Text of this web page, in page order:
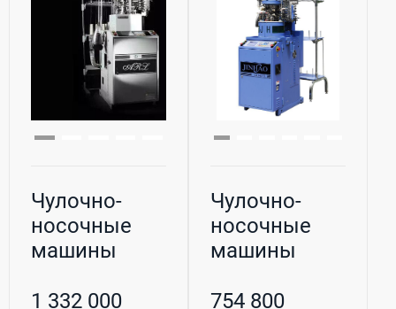
Чулочно-
носочные
машины
1 332 000
Чулочно-
носочные
машины
754 800